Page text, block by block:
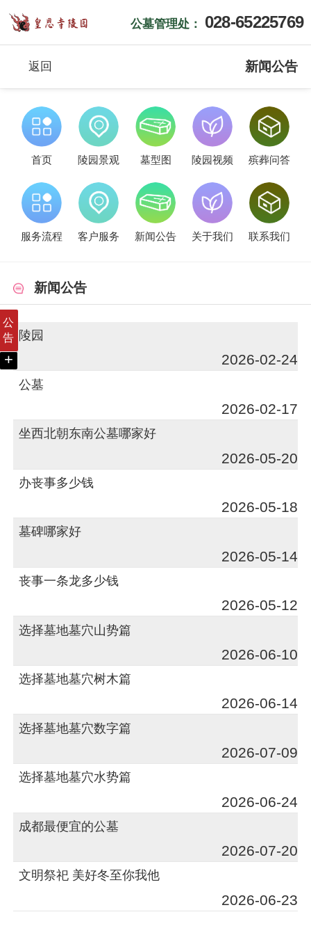
公
告
+
公墓管理处： 028-65225769
返回 新闻公告
首页 陵园景观 墓型图 陵园视频 殡葬问答
服务流程 客户服务 新闻公告 关于我们 联系我们
新闻公告
陵园
2026-02-24
公墓
2026-02-17
坐西北朝东南公墓哪家好
2026-05-20
办丧事多少钱
2026-05-18
墓碑哪家好
2026-05-14
丧事一条龙多少钱
2026-05-12
选择墓地墓穴山势篇
2026-06-10
选择墓地墓穴树木篇
2026-06-14
选择墓地墓穴数字篇
2026-07-09
选择墓地墓穴水势篇
2026-06-24
成都最便宜的公墓
2026-07-20
文明祭祀 美好冬至你我他
2026-06-23